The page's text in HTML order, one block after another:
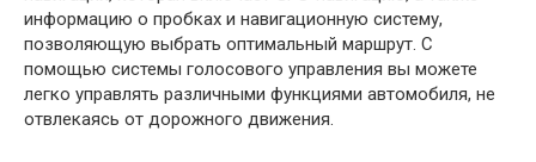
информацию о пробках и навигационную систему,
позволяющую выбрать оптимальный маршрут. С
помощью системы голосового управления вы можете
легко управлять различными функциями автомобиля, не
отвлекаясь от дорожного движения.